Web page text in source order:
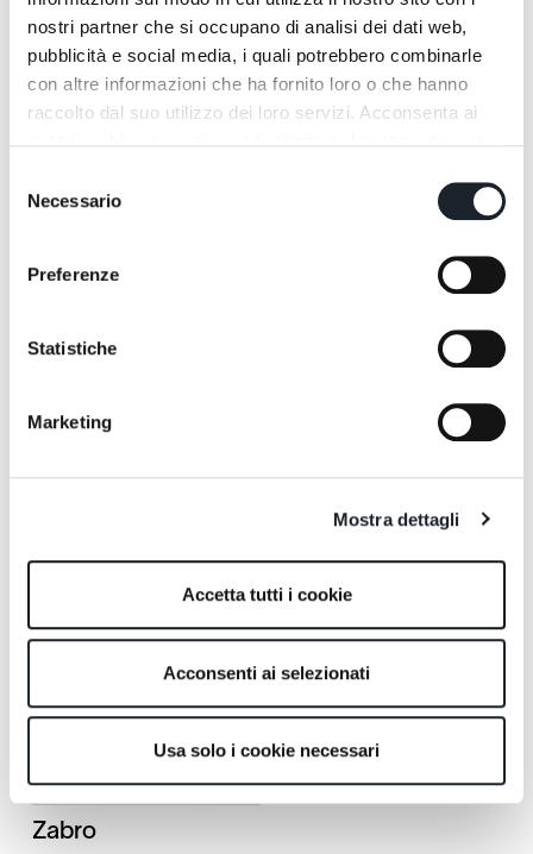
nostri partner che si occupano di analisi dei dati web,
pubblicità e social media, i quali potrebbero combinarle
con altre informazioni che ha fornito loro o che hanno
raccolto dal suo utilizzo dei loro servizi. Acconsenta ai
delNecessario
Preferenze
Statistiche
Marketing
Mostra dettagli
Accetta tutti i cookie
Acconsenti ai selezionati
Usa solo i cookie necessari
Zabro